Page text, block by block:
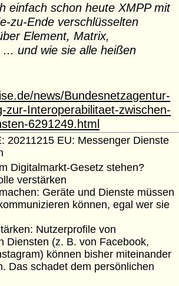
einfach schon heute XMPP mit
zu-Ende verschlüsselten
Element, Matrix,
und wie sie alle heißen
news/Bundesnetzagentur-
zur-Interoperabilitaet-zwischen-
6291249.html
20211215 EU: Messenger Dienste
Digitalmarkt-Gesetz stehen?
verstärken
Geräte und Dienste müssen
können, egal wer sie
Nutzerprofile von
Diensten (z. B. von Facebook,
können bisher miteinander
Das schadet dem persönlichen